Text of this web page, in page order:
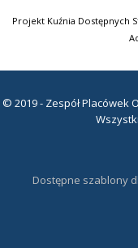
Projekt Kuźnia Dostępnych
© 2019 - Zespół Placówek
Dostępne szablony